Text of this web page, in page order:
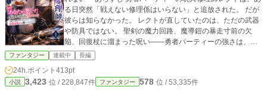
る日突然「戦えない修理係はいらない」と追放された。 だが
彼らは知らなかった。 レクトが直していたのは、ただの武器
や防具ではない。 聖剣の魔力回路、魔導鎧の暴走寸前の欠
陥、回復杖に溜まった呪い――勇者パーティーの強さは、彼
の地味すぎる修理によって支えられていたのだ。 王都を去っ
たレクトは、辺境の古い祠で鎖に繋がれた銀髪の少女を見つ
ける。 彼女の名はリュシア。 かつて世界を焼いた災厄として
封印された、最後の竜姫だった。 レクトは彼女を縛る呪具を
ファンタジー 連載中 長編
24h.ポイント 413pt
小説 3,423 位 / 228,847件 ファンタジー 578 位 / 53,335件